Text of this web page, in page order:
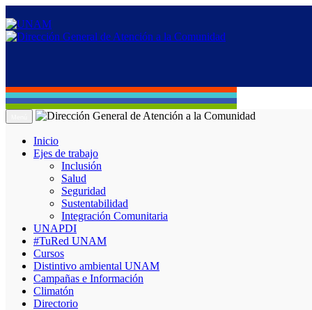
Inicio
Ejes de trabajo
Inclusión
Salud
Seguridad
Sustentabilidad
Integración Comunitaria
UNAPDI
#TuRed UNAM
Cursos
Distintivo ambiental UNAM
Campañas e Información
Climatón
Directorio